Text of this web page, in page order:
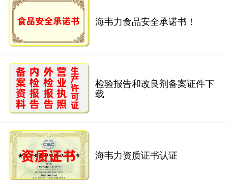
海韦力食品安全承诺书！
检验报告和改良剂备案证件下
载
海韦力资质证书认证